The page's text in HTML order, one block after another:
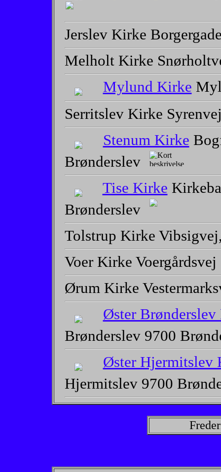
Jerslev Kirke
Melholt Kirke
Mylund Kirke
Serritslev Kirke
Stenum Kirke
Brønderslev
Tise Kirke
Brønderslev
Tolstrup Kirke
Voer Kirke
Ørum Kirke
Øster
Brønderslev 9700
Øster Hjermitslev
Hjermitslev 9700